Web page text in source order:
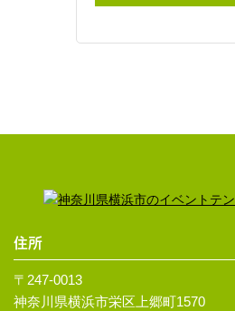
住所
〒247-0013
神奈川県横浜市栄区上郷町1570